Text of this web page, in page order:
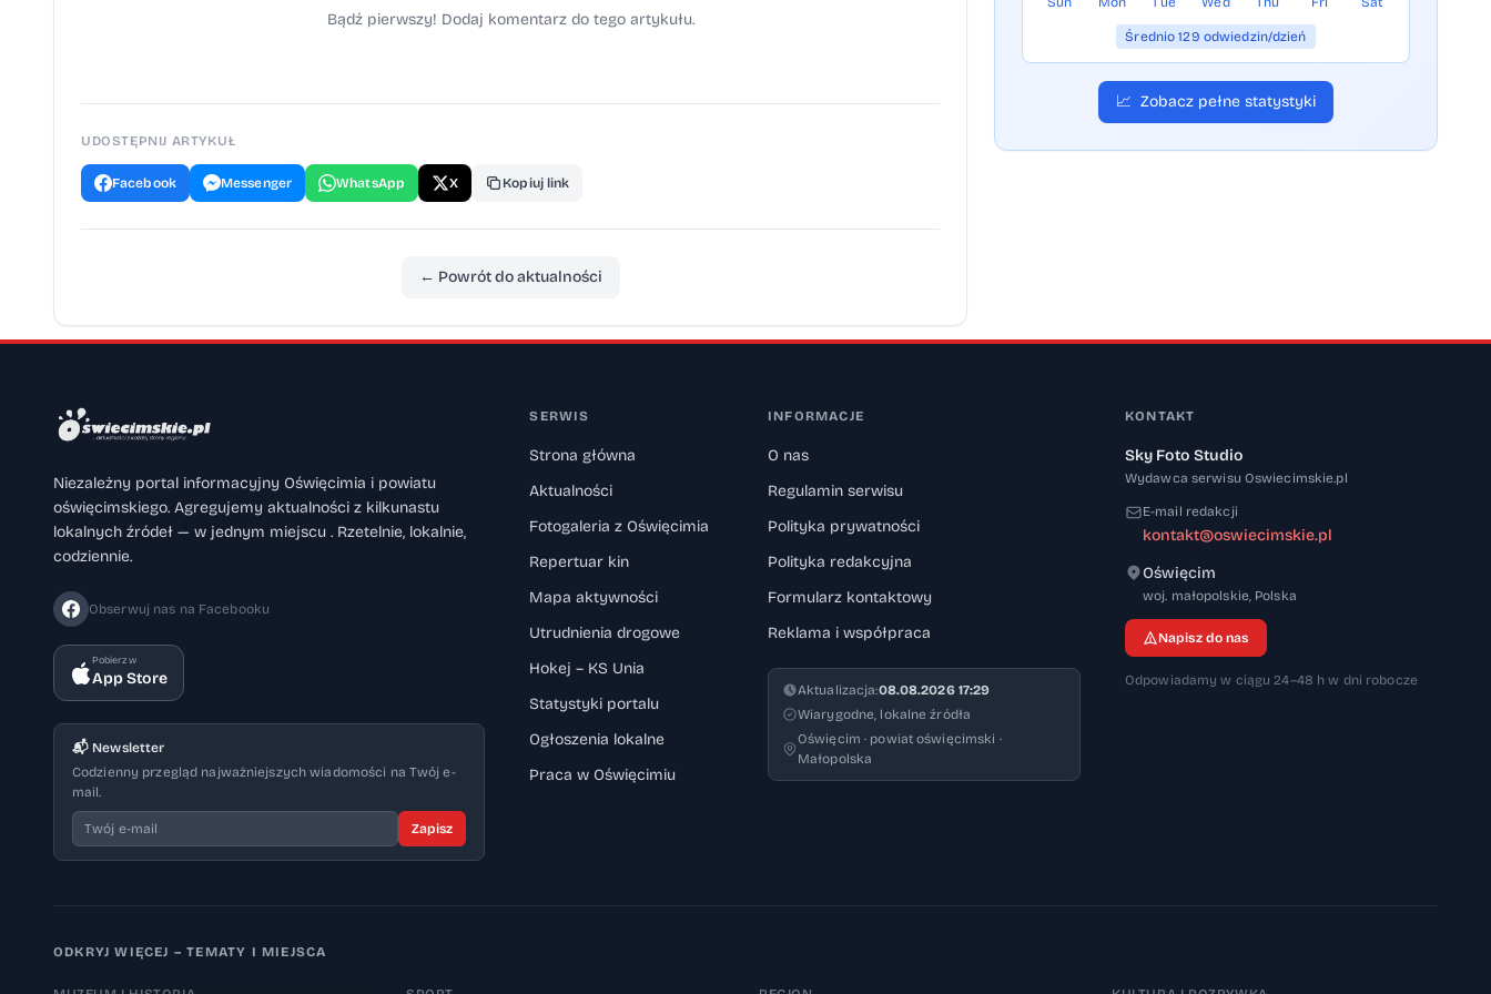
Bądź pierwszy! Dodaj komentarz do tego artykułu.
UDOSTĘPNIJ ARTYKUŁ
Facebook Messenger WhatsApp X Kopiuj link
← Powrót do aktualności
Średnio 129 odwiedzin/dzień
📈 Zobacz pełne statystyki
Niezależny portal informacyjny Oświęcimia i powiatu
oświęcimskiego. Agregujemy aktualności z kilkunastu
lokalnych źródeł — w jednym miejscu . Rzetelnie, lokalnie,
codziennie.
Obserwuj nas na Facebooku
Pobierz w
App Store
📬 Newsletter
Codzienny przegląd najważniejszych wiadomości na Twój e-
mail.
Zapisz
SERWIS
Strona główna
Aktualności
Fotogaleria z Oświęcimia
Repertuar kin
Mapa aktywności
Utrudnienia drogowe
Hokej – KS Unia
Statystyki portalu
Ogłoszenia lokalne
Praca w Oświęcimiu
INFORMACJE
O nas
Regulamin serwisu
Polityka prywatności
Polityka redakcyjna
Formularz kontaktowy
Reklama i współpraca
Aktualizacja:08.08.2026 17:29
Wiarygodne, lokalne źródła
Oświęcim · powiat oświęcimski ·
Małopolska
KONTAKT
Sky Foto Studio
Wydawca serwisu Oswiecimskie.pl
E-mail redakcji
kontakt@oswiecimskie.pl
Oświęcim
woj. małopolskie, 32-600
Polska
Napisz do nas
Odpowiadamy w ciągu 24–48 h w dni robocze
ODKRYJ WIĘCEJ – TEMATY I MIEJSCA